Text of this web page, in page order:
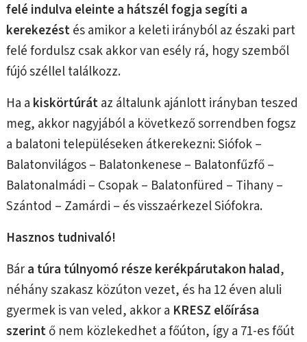
felé indulva eleinte a hátszél fogja segíti a
kerekezéstés amikor a keleti irányból az északi part
felé fordulsz csak akkor van esély rá, hogy szemből
fújó széllel találkozz.
Ha a kiskörtúrátaz általunk ajánlott irányban teszed
meg, akkor nagyjából a következő sorrendben fogsz
a balatoni településeken átkerekezni: Siófok –
Balatonvilágos – Balatonkenese – Balatonfűzfő –
Balatonalmádi – Csopak – Balatonfüred – Tihany –
Szántod – Zamárdi – és visszaérkezel Siófokra.
Hasznos tudnivaló!
Bára túra túlnyomó része kerékpárutakon halad,
néhány szakasz közúton vezet, és ha 12 éven aluli
gyermek is van veled, akkor a KRESZ előírása
szerintő nem közlekedhet a főúton, így a 71-es főút